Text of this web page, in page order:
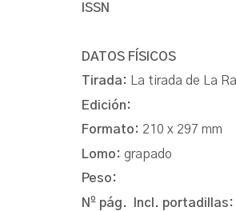
ISSN
DATOS FÍSICOS
Tirada:
La tirada de La
Edición:
Formato: 210 x 297 mm
Lomo: grapado
Peso:
Nº pág. Incl. portadillas: